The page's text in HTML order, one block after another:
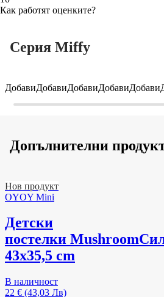
Как работят оценките?
Серия Miffy
ДобавиДобавиДобавиДобавиДобави
Допълнителни
Нов продукт
OYOY Mini
Детски
постелки Mushroom
43x35,5 cm
В наличност
22 € (43,03 Лв)